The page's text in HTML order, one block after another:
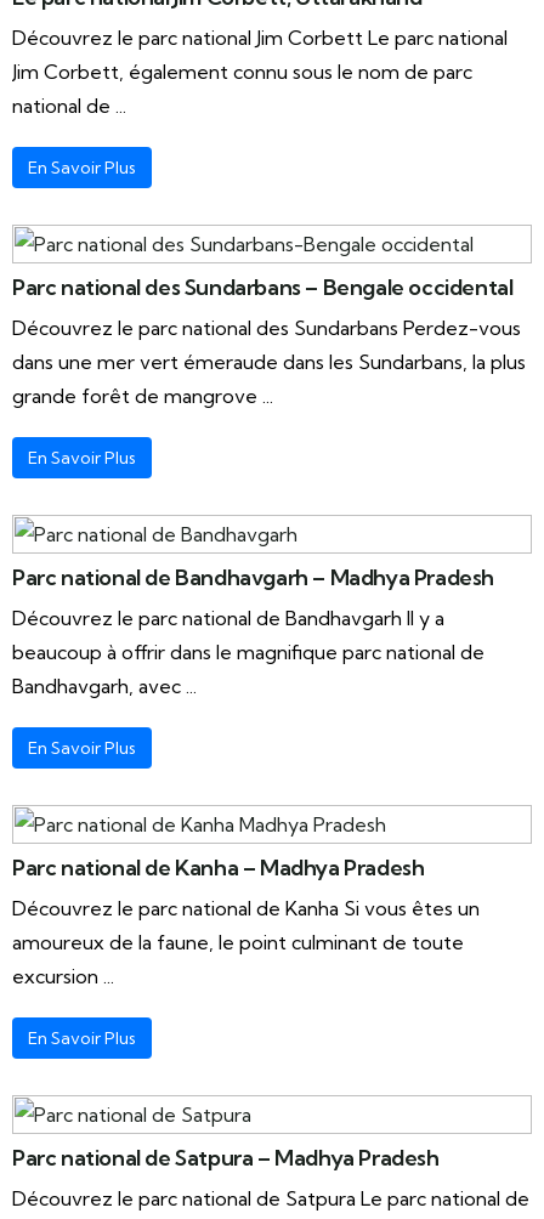
Découvrez le parc national Jim Corbett Le parc national
Jim Corbett, également connu sous le nom de parc
national de ...
En Savoir Plus
Parc national des Sundarbans – Bengale occidental
Découvrez le parc national des Sundarbans Perdez-vous
dans une mer vert émeraude dans les Sundarbans, la plus
grande forêt de mangrove ...
En Savoir Plus
Parc national de Bandhavgarh – Madhya Pradesh
Découvrez le parc national de Bandhavgarh Il y a
beaucoup à offrir dans le magnifique parc national de
Bandhavgarh, avec ...
En Savoir Plus
Parc national de Kanha – Madhya Pradesh
Découvrez le parc national de Kanha Si vous êtes un
amoureux de la faune, le point culminant de toute
excursion ...
En Savoir Plus
Parc national de Satpura – Madhya Pradesh
Découvrez le parc national de Satpura Le parc national de